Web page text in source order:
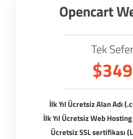
Opencart
Tek Sefer
$349
İlk Yıl Ücretsiz Alan Adı
İlk Yıl Ücretsiz Web
Ücretsiz SSL sertifikası